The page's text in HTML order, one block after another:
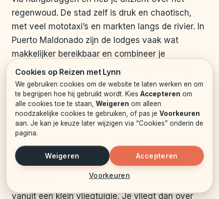
regenwoud. De stad zelf is druk en chaotisch,
met veel mototaxi’s en markten langs de rivier. In
Puerto Maldonado zijn de lodges vaak wat
makkelijker bereikbaar en combineer je
boottochten met wandelingen naar kleilikken
waar ara’s en papegaaien zich verzamelen. Voor
gezinnen is een lodge met vaste gidsen en
duidelijke programma’s vaak het meest
ontspannen.
Oude culturen en mysterieuze lijnen
Verder naar het zuiden, bij Nazca, vind je de
vanuit een klein vliegtuigje. Je vliegt dan over
Cookies op Reizen met Lynn
We gebruiken cookies om de website te laten werken en om
te begrijpen hoe hij gebruikt wordt. Kies Accepteren om
alle cookies toe te staan, Weigeren om alleen
noodzakelijke cookies te gebruiken, of pas je Voorkeuren
aan. Je kan je keuze later wijzigen via “Cookies” onderin de
pagina.
Weigeren
Voorkeuren
Accepteren